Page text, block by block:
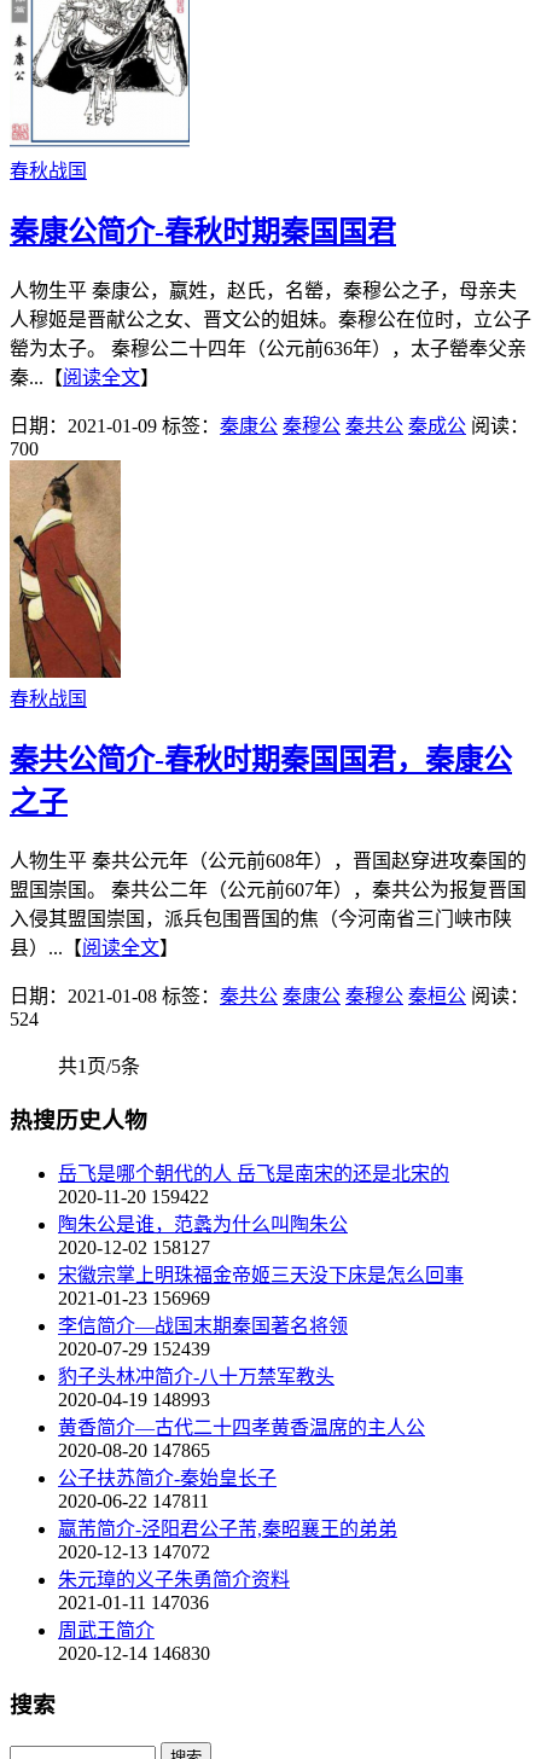
春秋战国
秦康公简介-春秋时期秦国国君
人物生平 秦康公，嬴姓，赵氏，名罃，秦穆公之子，母亲夫
人穆姬是晋献公之女、晋文公的姐妹。秦穆公在位时，立公子
罃为太子。 秦穆公二十四年（公元前636年），太子罃奉父亲
秦...【阅读全文】
日期：2021-01-09 标签： 秦康公 秦穆公 秦共公 秦成公 阅读：
700
春秋战国
秦共公简介-春秋时期秦国国君，秦康公
之子
人物生平 秦共公元年（公元前608年），晋国赵穿进攻秦国的
盟国崇国。 秦共公二年（公元前607年），秦共公为报复晋国
入侵其盟国崇国，派兵包围晋国的焦（今河南省三门峡市陕
县）...【阅读全文】
日期：2021-01-08 标签： 秦共公 秦康公 秦穆公 秦桓公 阅读：
524
共1页/5条
热搜历史人物
岳飞是哪个朝代的人 岳飞是南宋的还是北宋的
2020-11-20 159422
陶朱公是谁，范蠡为什么叫陶朱公
2020-12-02 158127
宋徽宗掌上明珠福金帝姬三天没下床是怎么回事
2021-01-23 156969
李信简介—战国末期秦国著名将领
2020-07-29 152439
豹子头林冲简介-八十万禁军教头
2020-04-19 148993
黄香简介—古代二十四孝黄香温席的主人公
2020-08-20 147865
公子扶苏简介-秦始皇长子
2020-06-22 147811
嬴芾简介-泾阳君公子芾,秦昭襄王的弟弟
2020-12-13 147072
朱元璋的义子朱勇简介资料
2021-01-11 147036
周武王简介
2020-12-14 146830
搜索